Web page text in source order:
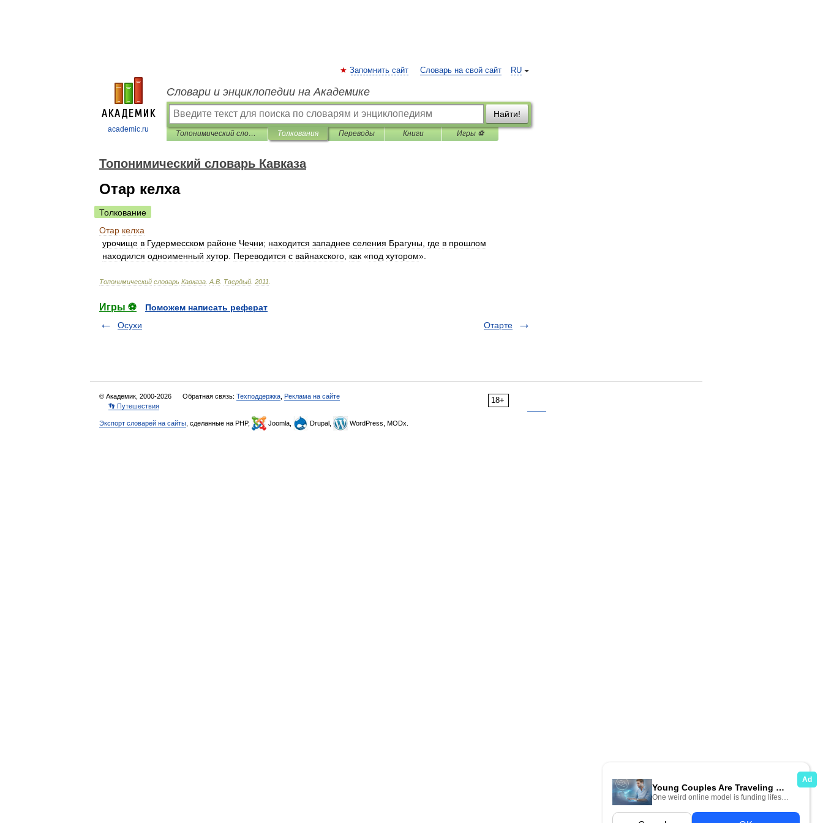
academic.ru
RU
Запомнить сайт Словарь на свой сайт
Словари и энциклопедии на Академике
Найти!
Топонимический словарь Кавказа Толкования Переводы Книги Игры ⚽
Топонимический словарь Кавказа
Отар келха
Толкование
Отар келха
урочище в Гудермесском районе Чечни; находится западнее селения Брагуны где в прошлом
находился одноименный хутор Переводится с вайнахского как «под хутором».
Топонимический словарь Кавказа А В Твердый 2011
Игры ⚽
Поможем написать реферат
Осухи
Отарте
18+
© Академик, 2000-2026 Обратная связь: Техподдержка Реклама на сайте
👣 Путешествия
Экспорт словарей на сайты , сделанные на PHP, Joomla, Drupal, WordPress, MODx.